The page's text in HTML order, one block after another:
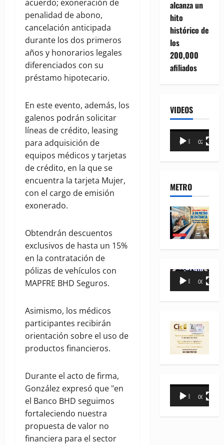
acuerdo; exoneración de
penalidad de abono,
cancelación anticipada
durante los dos primeros
años y honorarios legales
diferenciados con su
préstamo hipotecario.
En este evento, además, los
galenos podrán solicitar
líneas de crédito, leasing
para adquisición de
equipos médicos y tarjetas
de crédito, en la que se
encuentra la tarjeta Mujer,
con el cargo de emisión
exonerado.
Obtendrán descuentos
exclusivos de hasta un 15%
en la contratación de
pólizas de vehículos con
MAPFRE BHD Seguros.
Asimismo, los médicos
participantes recibirán
orientación sobre el uso de
productos financieros.
Durante el acto de firma,
González expresó que "en
el Banco BHD seguimos
fortaleciendo nuestra
propuesta de valor no
financiera para el sector
alcanza un
hito
histórico de
los
200,000
afiliados
VIDEOS
Reproductor
00:00 02:18
METRO
Reproductor
00:00 00:35
Reproductor
00:00 00:31